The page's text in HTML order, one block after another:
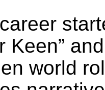
Keen”
world